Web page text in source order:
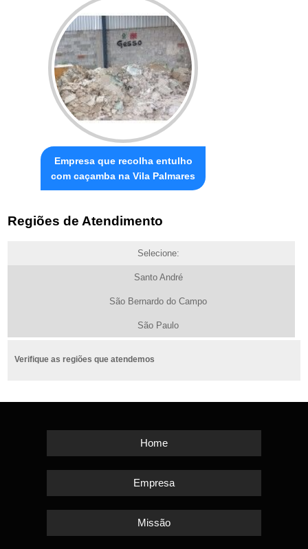
Empresa que recolha entulho
com caçamba na Vila Palmares
Regiões de Atendimento
Selecione:
Santo André
São Bernardo do Campo
São Paulo
Verifique as regiões que atendemos
Home
Empresa
Missão